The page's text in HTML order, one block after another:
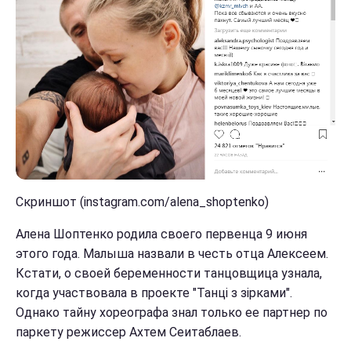
Скриншот (instagram.com/alena_shoptenko)
Алена Шоптенко родила своего первенца 9 июня
этого года. Малыша назвали в честь отца Алексеем.
Кстати, о своей беременности танцовщица узнала,
когда участвовала в проекте "Танці з зірками".
Однако тайну хореографа знал только ее партнер по
паркету режиссер Ахтем Сеитаблаев.